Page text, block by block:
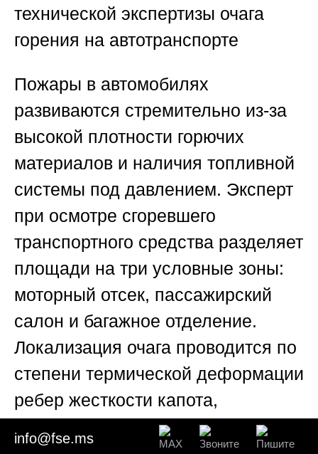
технической экспертизы очага
горения на автотранспорте
Пожары в автомобилях
развиваются стремительно из-за
высокой плотности горючих
материалов и наличия топливной
системы под давлением. Эксперт
при осмотре сгоревшего
транспортного средства разделяет
площади на три условные зоны:
моторный отсек, пассажирский
салон и багажное отделение.
Локализация очага проводится по
степени термической деформации
ребер жесткости капота,
обгоранию лакокрасочного
info@fse.ms